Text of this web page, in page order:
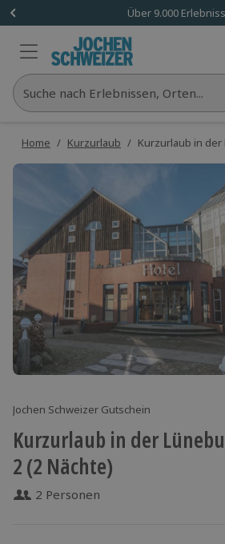
Über 9.000
Suche nach Erlebnissen, Orten...
Home / Kurzurlaub / Kurzurlaub in der
Jochen Schweizer Gutschein
Kurzurlaub in der
2 (2 Nächte)
2 Personen